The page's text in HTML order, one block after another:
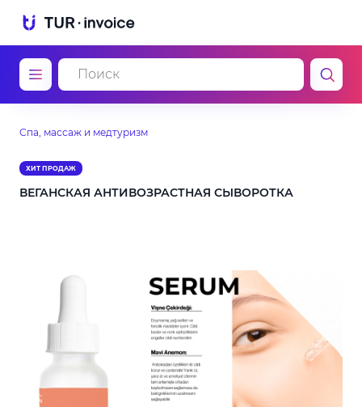
Спа, массаж и медтуризм
ХИТ ПРОДАЖ
ВЕГАНСКАЯ АНТИВОЗРАСТНАЯ СЫВОРОТКА